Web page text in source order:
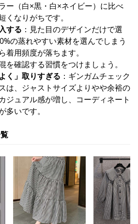
ー（白×黒・白×ネイビー）に比べ
くなりがちです。
する ：見た目のデザインだけで選
の蒸れやすい素材を選んでしまう
着用頻度が落ちます。
を確認する習慣をつけましょう。
く」取りすぎる ：ギンガムチェック
は、ジャストサイズよりやや余裕の
ジュアル感が増し、コーディネート
多いです。